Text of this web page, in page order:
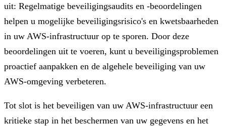
uit: Regelmatige beveiligingsaudits en -beoordelingen
helpen u mogelijke beveiligingsrisico's en kwetsbaarheden
in uw AWS-infrastructuur op te sporen. Door deze
beoordelingen uit te voeren, kunt u beveiligingsproblemen
proactief aanpakken en de algehele beveiliging van uw
AWS-omgeving verbeteren.
Tot slot is het beveiligen van uw AWS-infrastructuur een
kritieke stap in het beschermen van uw gegevens en het